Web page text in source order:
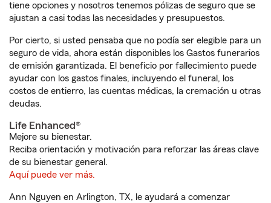
tiene opciones y nosotros tenemos pólizas de seguro que se
ajustan a casi todas las necesidades y presupuestos.
Por cierto, si usted pensaba que no podía ser elegible para un
seguro de vida, ahora están disponibles los Gastos funerarios
de emisión garantizada. El beneficio por fallecimiento puede
ayudar con los gastos finales, incluyendo el funeral, los
costos de entierro, las cuentas médicas, la cremación u otras
deudas.
Life Enhanced®
Mejore su bienestar.
Reciba orientación y motivación para reforzar las áreas clave
de su bienestar general.
Aquí puede ver más.
Ann Nguyen en Arlington, TX, le ayudará a comenzar